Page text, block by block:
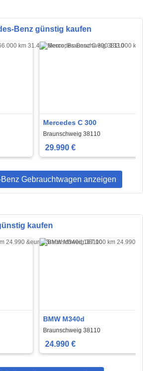
Benz günstig kaufen
Mercedes C 300
Braunschweig 38110
29.990 €
Gebrauchtwagen anzeigen
kaufen
BMW M340d
Braunschweig 38110
24.990 €